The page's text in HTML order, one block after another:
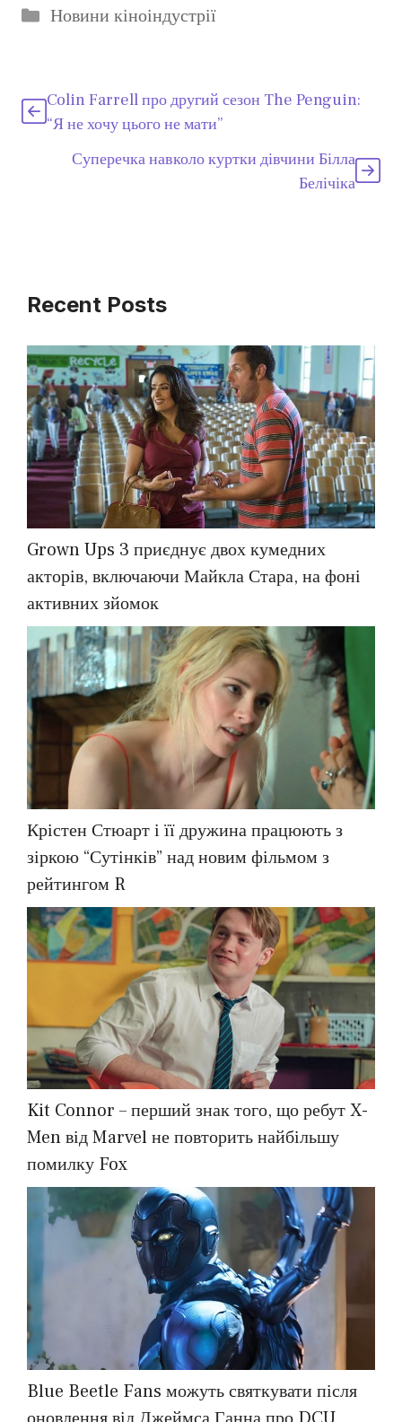
Категорії
Новини кіноіндустрії
Colin Farrell про другий сезон The Penguin:
“Я не хочу цього не мати”
Суперечка навколо куртки дівчини Білла
Белічіка
Recent Posts
Grown Ups 3 приєднує двох кумедних
акторів, включаючи Майкла Стара, на фоні
активних зйомок
Крістен Стюарт і її дружина працюють з
зіркою “Сутінків” над новим фільмом з
рейтингом R
Kit Connor – перший знак того, що ребут X-
Men від Marvel не повторить найбільшу
помилку Fox
Blue Beetle Fans можуть святкувати після